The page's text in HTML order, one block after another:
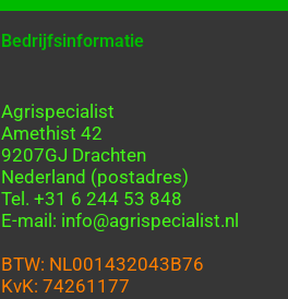
Bedrijfsinformatie
Agrispecialist
Amethist 42
9207GJ Drachten
Nederland (postadres)
Tel. +31 6 244 53 848
E-mail: info@agrispecialist.nl
BTW: NL001432043B76
KvK: 74261177